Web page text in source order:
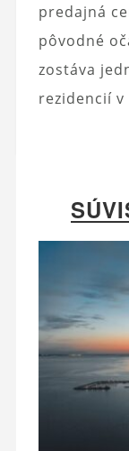
predajná
pôvodné
zostáva
rezidencií